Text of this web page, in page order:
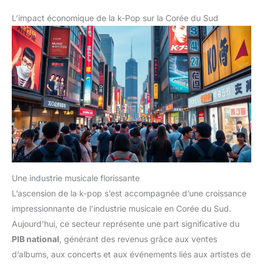
L’impact économique de la k-Pop sur la Corée du Sud
Une industrie musicale florissante
L’ascension de la k-pop s’est accompagnée d’une croissance
impressionnante de l’industrie musicale en Corée du Sud.
Aujourd’hui, ce secteur représente une part significative du
PIB national , générant des revenus grâce aux ventes
d’albums, aux concerts et aux événements liés aux artistes de